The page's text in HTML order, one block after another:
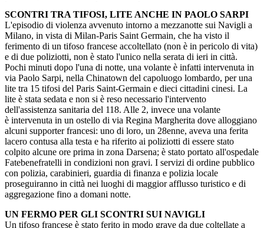
SCONTRI TRA TIFOSI, LITE ANCHE IN PAOLO SARPI
L'episodio di violenza avvenuto intorno a mezzanotte sui Navigli a
Milano, in vista di Milan-Paris Saint Germain, che ha visto il
ferimento di un tifoso francese accoltellato (non è in pericolo di vita)
e di due poliziotti, non è stato l'unico nella serata di ieri in città.
Pochi minuti dopo l'una di notte, una volante è infatti intervenuta in
via Paolo Sarpi, nella Chinatown del capoluogo lombardo, per una
lite tra 15 tifosi del Paris Saint-Germain e dieci cittadini cinesi. La
lite è stata sedata e non si è reso necessario l'intervento
dell'assistenza sanitaria del 118. Alle 2, invece una volante
è intervenuta in un ostello di via Regina Margherita dove alloggiano
alcuni supporter francesi: uno di loro, un 28enne, aveva una ferita
lacero contusa alla testa e ha riferito ai poliziotti di essere stato
colpito alcune ore prima in zona Darsena; è stato portato all'ospedale
Fatebenefratelli in condizioni non gravi. I servizi di ordine pubblico
con polizia, carabinieri, guardia di finanza e polizia locale
proseguiranno in città nei luoghi di maggior afflusso turistico e di
aggregazione fino a domani notte.
UN FERMO PER GLI SCONTRI SUI NAVIGLI
Un tifoso francese è stato ferito in modo grave da due coltellate a